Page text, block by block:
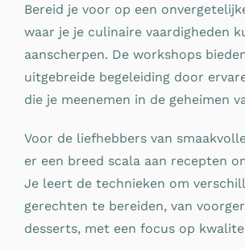
Bereid je voor op een
waar je je culinaire vaardigheden
aanscherpen. De workshops
uitgebreide begeleiding door
die je meenemen in de geheimen
Voor de liefhebbers van
er een breed scala aan recepten
Je leert de technieken om
gerechten te bereiden, van
desserts, met een focus op